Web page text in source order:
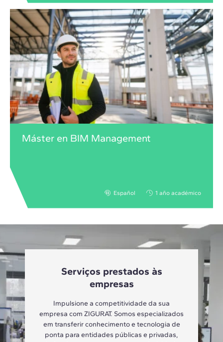
Máster en BIM Management
Español 1 año académico
Serviços prestados às
empresas
Impulsione a competitividade da sua
empresa com ZIGURAT. Somos especializados
em transferir conhecimento e tecnologia de
ponta para entidades públicas e privadas,